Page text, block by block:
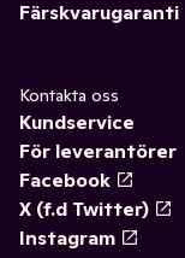
Färskvarugaranti
Kontakta oss
Kundservice
För leverantörer
Facebook
X (f.d Twitter)
Instagram